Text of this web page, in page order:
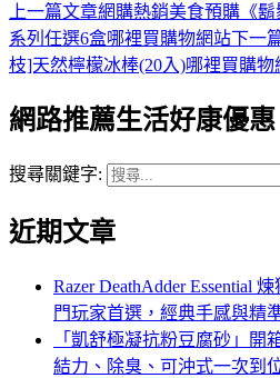
上一篇文章網購熱銷美食預購《
系列任選6盒哪裡買購物網站下一
枝]天然檸檬冰棒(20入)哪裡買購物
網路推薦生活好康優惠
搜尋關鍵字:
近期文章
Razer DeathAdder Essential
門玩家首選，經典手感與精
「凱舒極凝抗粉豆腐砂」開
結力、除臭、可沖式一次到